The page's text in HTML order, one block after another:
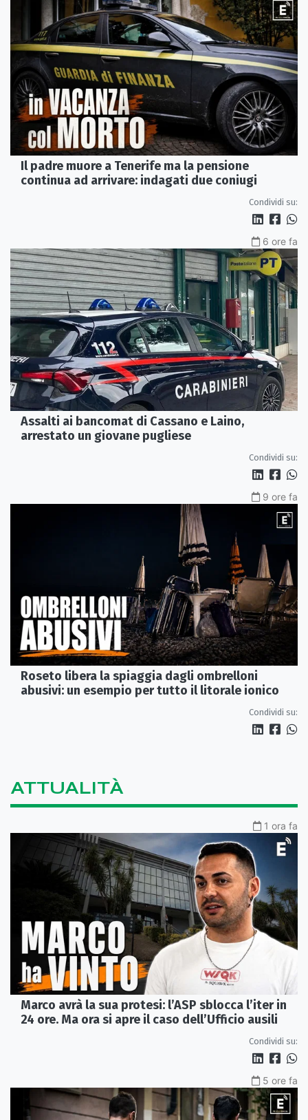
Il padre muore a Tenerife ma la pensione
continua ad arrivare: indagati due coniugi
Condividi su:
6 ore fa
Assalti ai bancomat di Cassano e Laino,
arrestato un giovane pugliese
Condividi su:
9 ore fa
Roseto libera la spiaggia dagli ombrelloni
abusivi: un esempio per tutto il litorale ionico
Condividi su:
ATTUALITÀ
1 ora fa
Marco avrà la sua protesi: l’ASP sblocca l’iter in
24 ore. Ma ora si apre il caso dell’Ufficio ausili
Condividi su:
5 ore fa